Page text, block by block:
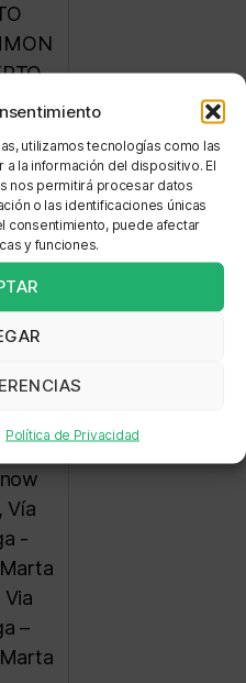
utilizamos tecnologías como las
la información del dispositivo. El
nos permitirá procesar datos
o las identificaciones únicas
consentimiento, puede afectar
y funciones.
Política de Privacidad
via
-
-
Vía
-
Via
–